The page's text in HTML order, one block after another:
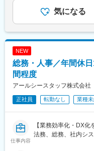
気になる
NEW
総務・人事／年間休
間程度
アールシースタッフ株式会社
正社員 転勤なし 業種
仕事内容
【業務効率化・DX化
法務、総務、社内シ